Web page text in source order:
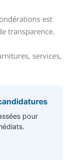
est
transparence.
services,
pour